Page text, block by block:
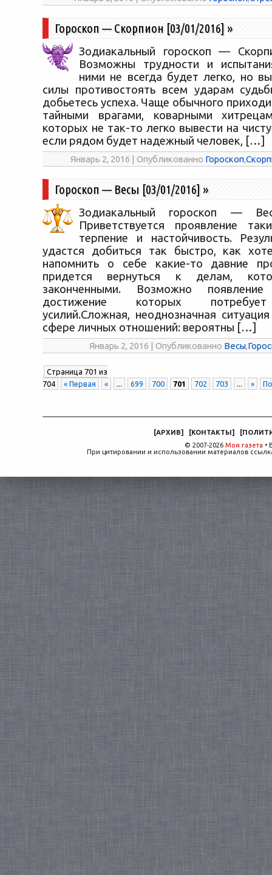
Гороскоп — Скорпион [03/01/2016] »
Зодиакальный гороскоп —
Возможны трудности и
ними не всегда будет легко, но
силы противостоять всем ударам
добьетесь успеха. Чаще обычного
тайными врагами, коварными
которых не так-то легко вывести на
если рядом будет надежный человек, […]
Январь 2, 2016 | Опубликованно Гороскоп,
Гороскоп — Весы [03/01/2016] »
Зодиакальный гороскоп —
Приветствуется проявление
терпение и настойчивость.
удастся добиться так быстро, как
напомнить о себе какие-то давние
придется вернуться к делам,
законченными. Возможно
достижение которых
усилий.Сложная, неоднозначная
сфере личных отношений: вероятны […]
Январь 2, 2016 | Опубликованно Весы,
Страница 701 из
704
« Первая « ... 699 700 701 702 703 ... »
[АРХИВ] [КОНТАКТЫ] [
© 2007-2026 Моя газета •
При цитировании и использовании материалов